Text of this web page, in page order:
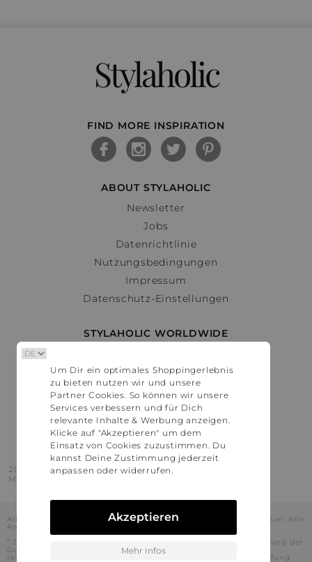
Stylaholic
FIND MORE INSPIRATION
ABOUT STYLAHOLIC
Newsletter
Jobs
Datenrichtlinie
Nutzungsbedingungen
Impressum
Datenschutz-Einstellungen
STYLAHOLIC WORLDWIDE
Österreich
Schweiz
France
United States
2016 - 2026 © Stylaholic.
Made for you with love in munich.
Alle Preise inkl. der jeweils geltenden gesetzlichen Mehrwertsteuer. Alle
Angaben ohne Gewähr.
* Die angezeigten Preise beinhalten Rabatte, die durch die Nutzung der
Gutschein-Codes auf den Seiten unserer Partner voraussichtlich
realisiert werden können. Stylaholic führt keine vollständige Prüfung
Um Dir ein optimales Shoppingerlebnis
zu bieten nutzen wir und unsere
Partner Cookies. So können wir unsere
Services verbessern und für Dich
relevante Inhalte & Werbung anzeigen.
Klicke auf "Akzeptieren" um dem
Einsatz von Cookies zuzustimmen. Du
kannst Deine Zustimmung jederzeit
anpassen oder widerrufen.
Akzeptieren
Mehr Infos